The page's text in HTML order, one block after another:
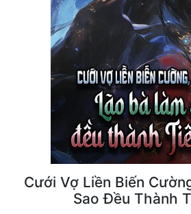
Truyện Convert
Truyện Dịch
Truyện Nhập Môn
Truyện ngắn
Cưới Vợ Liền Biến
Sao Đều Thành